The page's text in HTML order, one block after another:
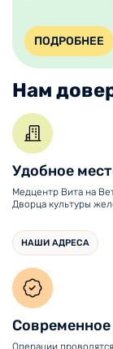
ПОДРОБНЕЕ
Нам
Удобное
Медцентр Вита на
Дворца культуры
НАШИ АДРЕСА
Современное
Операции